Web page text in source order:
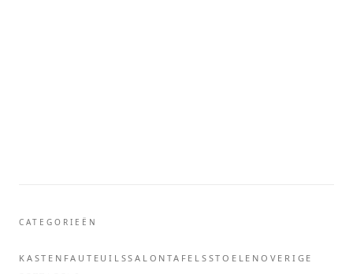
CATEGORIEËN
KASTEN FAUTEUILSSALONTAFELS STOELEN OVERIGE